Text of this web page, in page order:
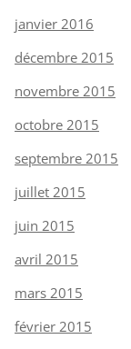
janvier 2016
décembre 2015
novembre 2015
octobre 2015
septembre 2015
juillet 2015
juin 2015
avril 2015
mars 2015
février 2015